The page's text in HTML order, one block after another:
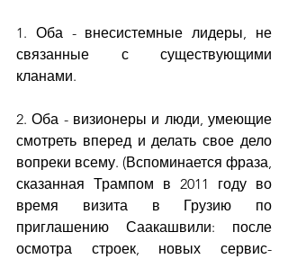
1. Оба - внесистемные лидеры, не
связанные с существующими
кланами.
2. Оба - визионеры и люди, умеющие
смотреть вперед и делать свое дело
вопреки всему. (Вспоминается фраза,
сказанная Трампом в 2011 году во
время визита в Грузию по
приглашению Саакашвили: после
осмотра строек, новых сервис-